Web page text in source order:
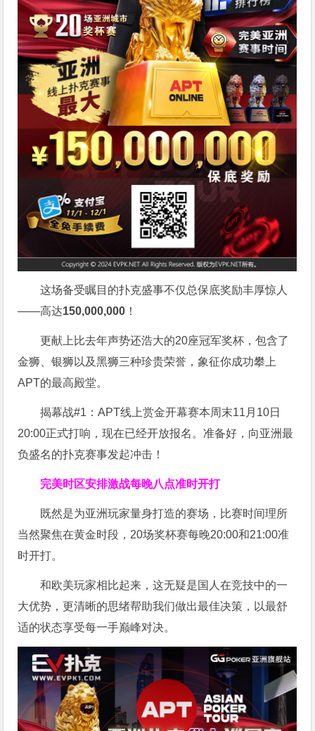
这场备受瞩目的扑克盛事不仅总保底奖励丰厚惊人
——高达150,000,000 ！
更献上比去年声势还浩大的20座冠军奖杯，包含了
金狮、银狮以及黑狮三种珍贵荣誉，象征你成功攀上
APT的最高殿堂。
揭幕战#1：APT线上赏金开幕赛本周末11月10日
20:00正式打响，现在已经开放报名。准备好，向亚洲最
负盛名的扑克赛事发起冲击！
完美时区安排激战每晚八点准时开打
既然是为亚洲玩家量身打造的赛场，比赛时间理所
当然聚焦在黄金时段，20场奖杯赛每晚20:00和21:00准
时开打。
和欧美玩家相比起来，这无疑是国人在竞技中的一
大优势，更清晰的思绪帮助我们做出最佳决策，以最舒
适的状态享受每一手巅峰对决。